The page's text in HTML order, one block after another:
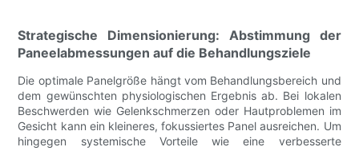
Strategische Dimensionierung: Abstimmung der
Paneelabmessungen auf die Behandlungsziele
Die optimale Panelgröße hängt vom Behandlungsbereich und
dem gewünschten physiologischen Ergebnis ab. Bei lokalen
Beschwerden wie Gelenkschmerzen oder Hautproblemen im
Gesicht kann ein kleineres, fokussiertes Panel ausreichen. Um
hingegen systemische Vorteile wie eine verbesserte